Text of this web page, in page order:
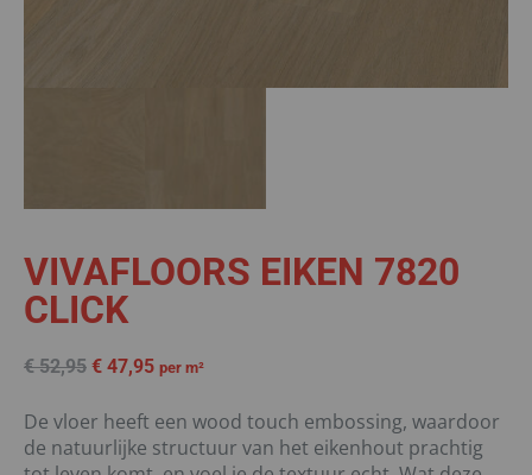
VIVAFLOORS EIKEN 7820
CLICK
€52,95 € 47,95 per m²
De vloer heeft een wood touch embossing, waardoor
de natuurlijke structuur van het eikenhout prachtig